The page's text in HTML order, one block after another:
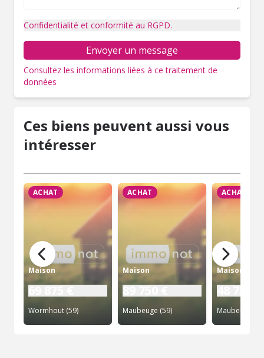
Confidentialité et conformité au RGPD.
Envoyer un message
Consultez les informations liées à ce traitement de
données
Ces biens peuvent aussi vous
intéresser
ACHAT
Maison
69 875 €
Wormhout (59)
ACHAT
Maison
89 750 €
Maubeuge (59)
ACHAT
Maison
48 750 €
Maubeuge